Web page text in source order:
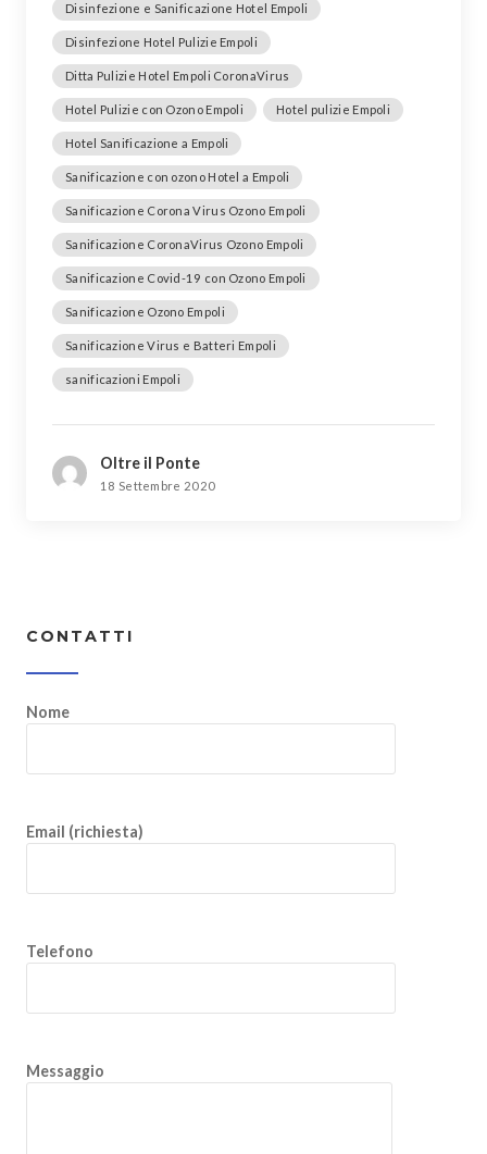
Disinfezione e Sanificazione Hotel Empoli
Disinfezione Hotel Pulizie Empoli
Ditta Pulizie Hotel Empoli CoronaVirus
Hotel Pulizie con Ozono Empoli Hotel pulizie Empoli
Hotel Sanificazione a Empoli
Sanificazione con ozono Hotel a Empoli
Sanificazione Corona Virus Ozono Empoli
Sanificazione CoronaVirus Ozono Empoli
Sanificazione Covid-19 con Ozono Empoli
Sanificazione Ozono Empoli
Sanificazione Virus e Batteri Empoli
sanificazioni Empoli
Oltre il Ponte
18 Settembre 2020
CONTATTI
Nome
Email (richiesta)
Telefono
Messaggio